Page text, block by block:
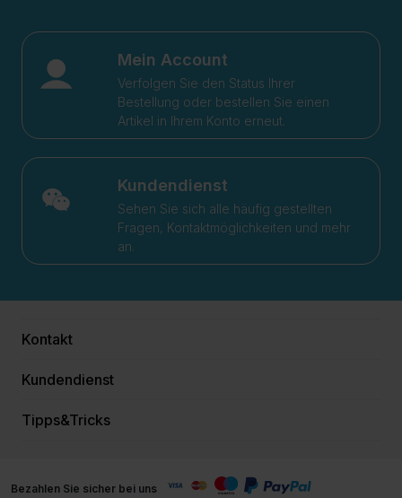
Mein Account
Verfolgen Sie den Status Ihrer
Bestellung oder bestellen Sie einen
Artikel in Ihrem Konto erneut.
Kundendienst
Sehen Sie sich alle häufig gestellten
Fragen, Kontaktmöglichkeiten und mehr
an.
Kontakt
Kundendienst
Tipps&Tricks
Bezahlen Sie sicher bei uns